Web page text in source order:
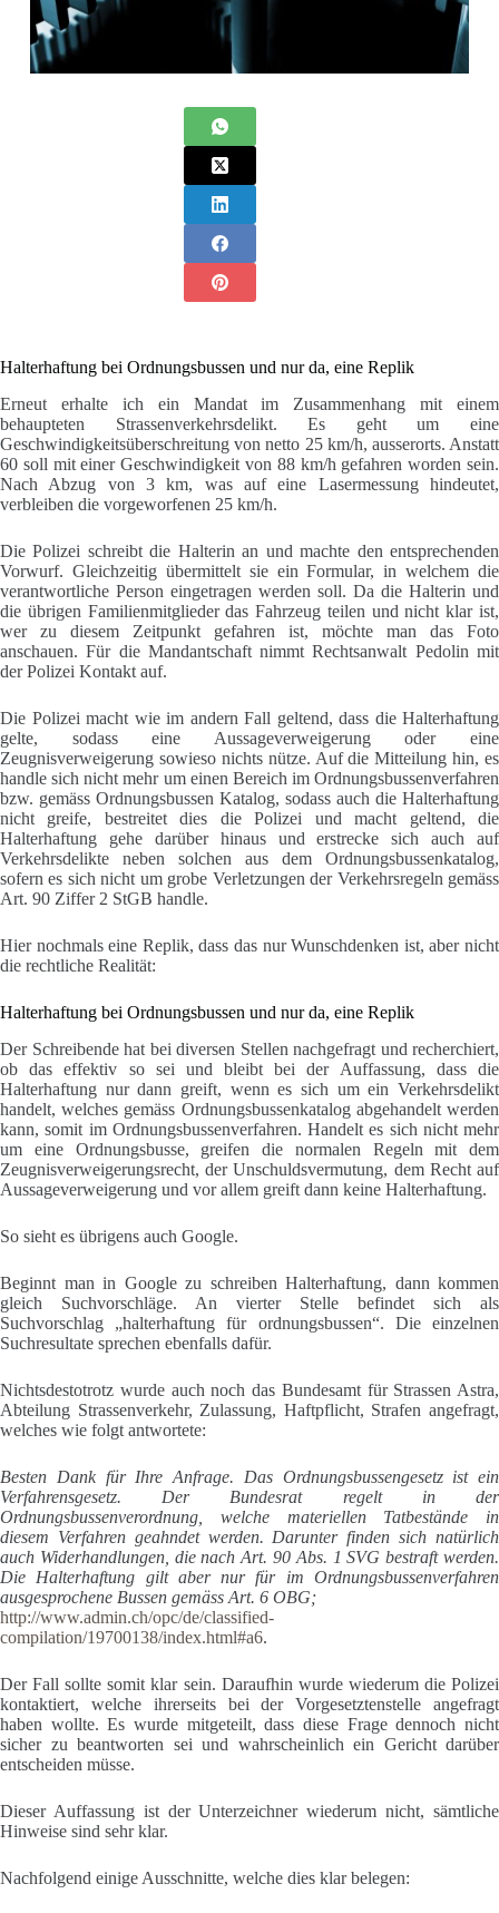
Halterhaftung bei Ordnungsbussen und nur da, eine Replik
Erneut erhalte ich ein Mandat im Zusammenhang mit einem
behaupteten Strassenverkehrsdelikt. Es geht um eine
Geschwindigkeitsüberschreitung von netto 25 km/h, ausserorts. Anstatt
60 soll mit einer Geschwindigkeit von 88 km/h gefahren worden sein.
Nach Abzug von 3 km, was auf eine Lasermessung hindeutet,
verbleiben die vorgeworfenen 25 km/h.
Die Polizei schreibt die Halterin an und machte den entsprechenden
Vorwurf. Gleichzeitig übermittelt sie ein Formular, in welchem die
verantwortliche Person eingetragen werden soll. Da die Halterin und
die übrigen Familienmitglieder das Fahrzeug teilen und nicht klar ist,
wer zu diesem Zeitpunkt gefahren ist, möchte man das Foto
anschauen. Für die Mandantschaft nimmt Rechtsanwalt Pedolin mit
der Polizei Kontakt auf.
Die Polizei macht wie im andern Fall geltend, dass die Halterhaftung
gelte, sodass eine Aussageverweigerung oder eine
Zeugnisverweigerung sowieso nichts nütze. Auf die Mitteilung hin, es
handle sich nicht mehr um einen Bereich im Ordnungsbussenverfahren
bzw. gemäss Ordnungsbussen Katalog, sodass auch die Halterhaftung
nicht greife, bestreitet dies die Polizei und macht geltend, die
Halterhaftung gehe darüber hinaus und erstrecke sich auch auf
Verkehrsdelikte neben solchen aus dem Ordnungsbussenkatalog,
sofern es sich nicht um grobe Verletzungen der Verkehrsregeln gemäss
Art. 90 Ziffer 2 StGB handle.
Hier nochmals eine Replik, dass das nur Wunschdenken ist, aber nicht
die rechtliche Realität:
Halterhaftung bei Ordnungsbussen und nur da, eine Replik
Der Schreibende hat bei diversen Stellen nachgefragt und recherchiert,
ob das effektiv so sei und bleibt bei der Auffassung, dass die
Halterhaftung nur dann greift, wenn es sich um ein Verkehrsdelikt
handelt, welches gemäss Ordnungsbussenkatalog abgehandelt werden
kann, somit im Ordnungsbussenverfahren. Handelt es sich nicht mehr
um eine Ordnungsbusse, greifen die normalen Regeln mit dem
Zeugnisverweigerungsrecht, der Unschuldsvermutung, dem Recht auf
Aussageverweigerung und vor allem greift dann keine Halterhaftung.
So sieht es übrigens auch Google.
Beginnt man in Google zu schreiben Halterhaftung, dann kommen
gleich Suchvorschläge. An vierter Stelle befindet sich als
Suchvorschlag „halterhaftung für ordnungsbussen“. Die einzelnen
Suchresultate sprechen ebenfalls dafür.
Nichtsdestotrotz wurde auch noch das Bundesamt für Strassen Astra,
Abteilung Strassenverkehr, Zulassung, Haftpflicht, Strafen angefragt,
welches wie folgt antwortete:
Besten Dank für Ihre Anfrage. Das Ordnungsbussengesetz ist ein
Verfahrensgesetz. Der Bundesrat regelt in der
Ordnungsbussenverordnung, welche materiellen Tatbestände in
diesem Verfahren geahndet werden. Darunter finden sich natürlich
auch Widerhandlungen, die nach Art. 90 Abs. 1 SVG bestraft werden.
Die Halterhaftung gilt aber nur für im Ordnungsbussenverfahren
ausgesprochene Bussen gemäss Art. 6 OBG;
http://www.admin.ch/opc/de/classified-
compilation/19700138/index.html#a6.
Der Fall sollte somit klar sein. Daraufhin wurde wiederum die Polizei
kontaktiert, welche ihrerseits bei der Vorgesetztenstelle angefragt
haben wollte. Es wurde mitgeteilt, dass diese Frage dennoch nicht
sicher zu beantworten sei und wahrscheinlich ein Gericht darüber
entscheiden müsse.
Dieser Auffassung ist der Unterzeichner wiederum nicht, sämtliche
Hinweise sind sehr klar.
Nachfolgend einige Ausschnitte, welche dies klar belegen: